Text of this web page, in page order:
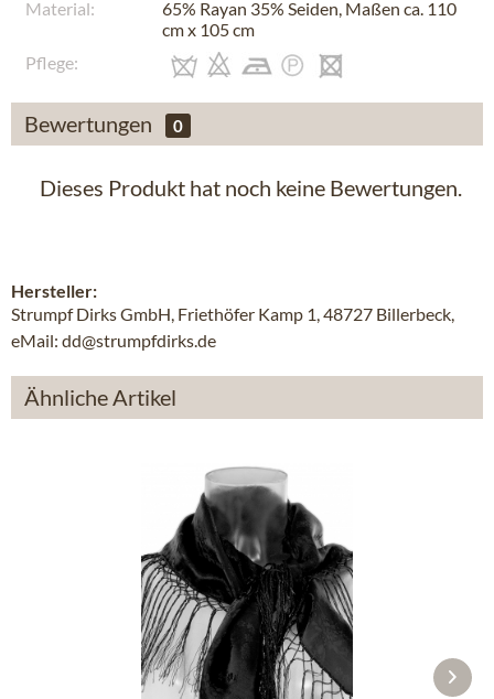
Material:
65% Rayan 35% Seiden, Maßen ca. 110
cm x 105 cm
Pflege:
Bewertungen 0
Dieses Produkt hat noch keine Bewertungen.
Hersteller:
Strumpf Dirks GmbH, Friethöfer Kamp 1, 48727 Billerbeck,
eMail: dd@strumpfdirks.de
Ähnliche Artikel